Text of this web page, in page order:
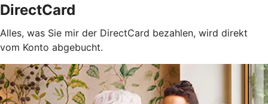
DirectCard
Alles, was Sie mir der DirectCard bezahlen, wird direkt
vom Konto abgebucht.